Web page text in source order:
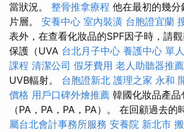
當狀況。 整骨推拿療程 他在最初的幾
片層。 安養中心 室內裝潢 台胞證宜蘭
表外，在查看化妝品的SPF因子時，請
保護（UVA 台北月子中心 養護中心 單
課程 清潔公司 假牙費用 老人助聽器推薦
UVB輻射。 台胞證新北 護理之家 永和
價格 用戶口碑外燴推薦 韓國化妝品產品
（PA，PA，PA，PA）。 在回顧過去的
屬台北會計事務所服務 安養院 新北市